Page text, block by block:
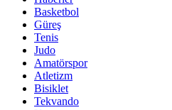
Basketbol
Güreş
Tenis
Judo
Amatörspor
Atletizm
Bisiklet
Tekvando